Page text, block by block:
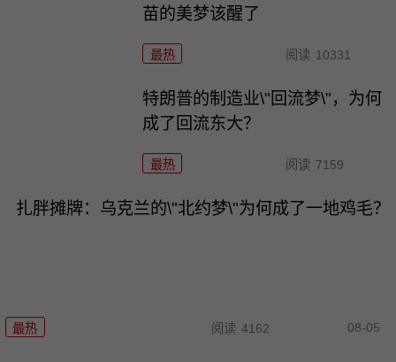
苗的美梦该醒了
最热 阅读 10331
特朗普的制造业\"回流梦\"，为何
成了回流东大？
最热 阅读 7159
扎胖摊牌：乌克兰的\"北约梦\"为何成了一地鸡毛？
最热 阅读 4162 08-05